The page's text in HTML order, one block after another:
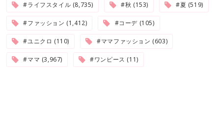
#ライフスタイル (8,735) #秋 (153) #夏 (519)
#ファッション (1,412) #コーデ (105)
#ユニクロ (110) #ママファッション (603)
#ママ (3,967) #ワンピース (11)